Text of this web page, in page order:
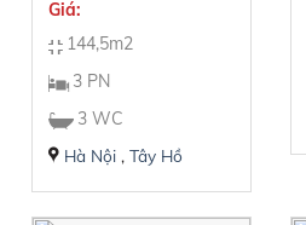
Giá:
144,5m2
3 PN
3 WC
Hà Nội ,Tây Hồ